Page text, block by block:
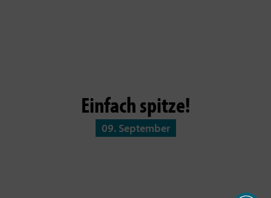
Einfach spitze!
09. September